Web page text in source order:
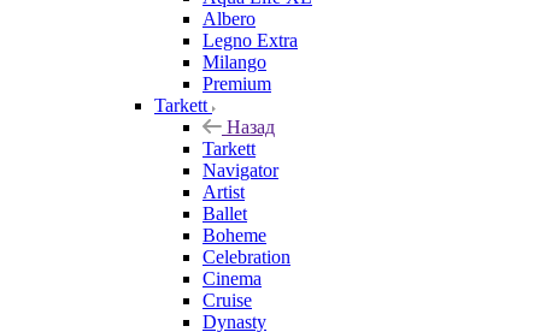
Albero
Legno Extra
Milango
Premium
Tarkett
Назад
Tarkett
Navigator
Artist
Ballet
Boheme
Celebration
Cinema
Cruise
Dynasty